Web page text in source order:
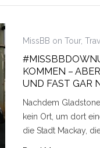
MissBB on Tour,
KOMMEN –
UND FAST GAR
Nachdem
kein Ort, um dort
die Stadt Mackay,